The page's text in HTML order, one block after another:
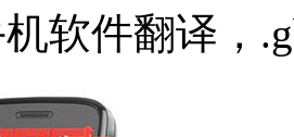
软件翻译，